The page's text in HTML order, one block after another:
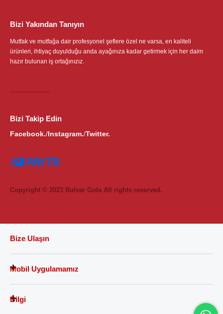
Bizi Yakından Tanıyın
Mutfak ve mutfağa dair profesyonel şeflere özel ne varsa, en kaliteli
ürünleri, ihtiyaç duyulduğu anda ayağınıza kadar getirmek için her daim
hazır bulunan iş ortağınızız.
Bizi Takip Edin
Facebook./Instagram./Twitter.
Copyright © 2023 Bulvar Gıda All rights reserved.
Bize Ulaşın
Mobil Uygulamamız
Bilgi